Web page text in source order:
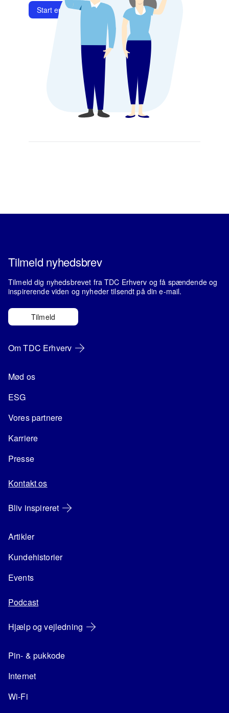
Start en chat Kontakt os
Tilmeld nyhedsbrev
Tilmeld dig nyhedsbrevet fra TDC Erhverv og få spændende og
inspirerende viden og nyheder tilsendt på din e-mail.
Tilmeld
Om TDC Erhverv
Mød os
ESG
Vores partnere
Karriere
Presse
Kontakt os
Bliv inspireret
Artikler
Kundehistorier
Events
Podcast
Hjælp og vejledning
Pin- & pukkode
Internet
Wi-Fi